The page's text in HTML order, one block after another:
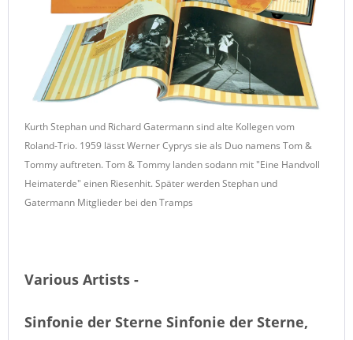
Kurth Stephan und Richard Gatermann sind alte Kollegen vom
Roland-Trio. 1959 lässt Werner Cyprys sie als Duo namens Tom &
Tommy auftreten. Tom & Tommy landen sodann mit "Eine Handvoll
Heimaterde" einen Riesenhit. Später werden Stephan und
Gatermann Mitglieder bei den Tramps
Various Artists -
Sinfonie der Sterne Sinfonie der Sterne,